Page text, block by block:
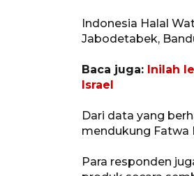
Indonesia Halal
Jabodetabek,
Baca juga: Inilah
Israel
Dari data yang
mendukung Fatwa
Para responden